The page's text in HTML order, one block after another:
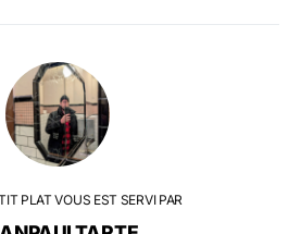
PLAT VOUS EST SERVI PAR